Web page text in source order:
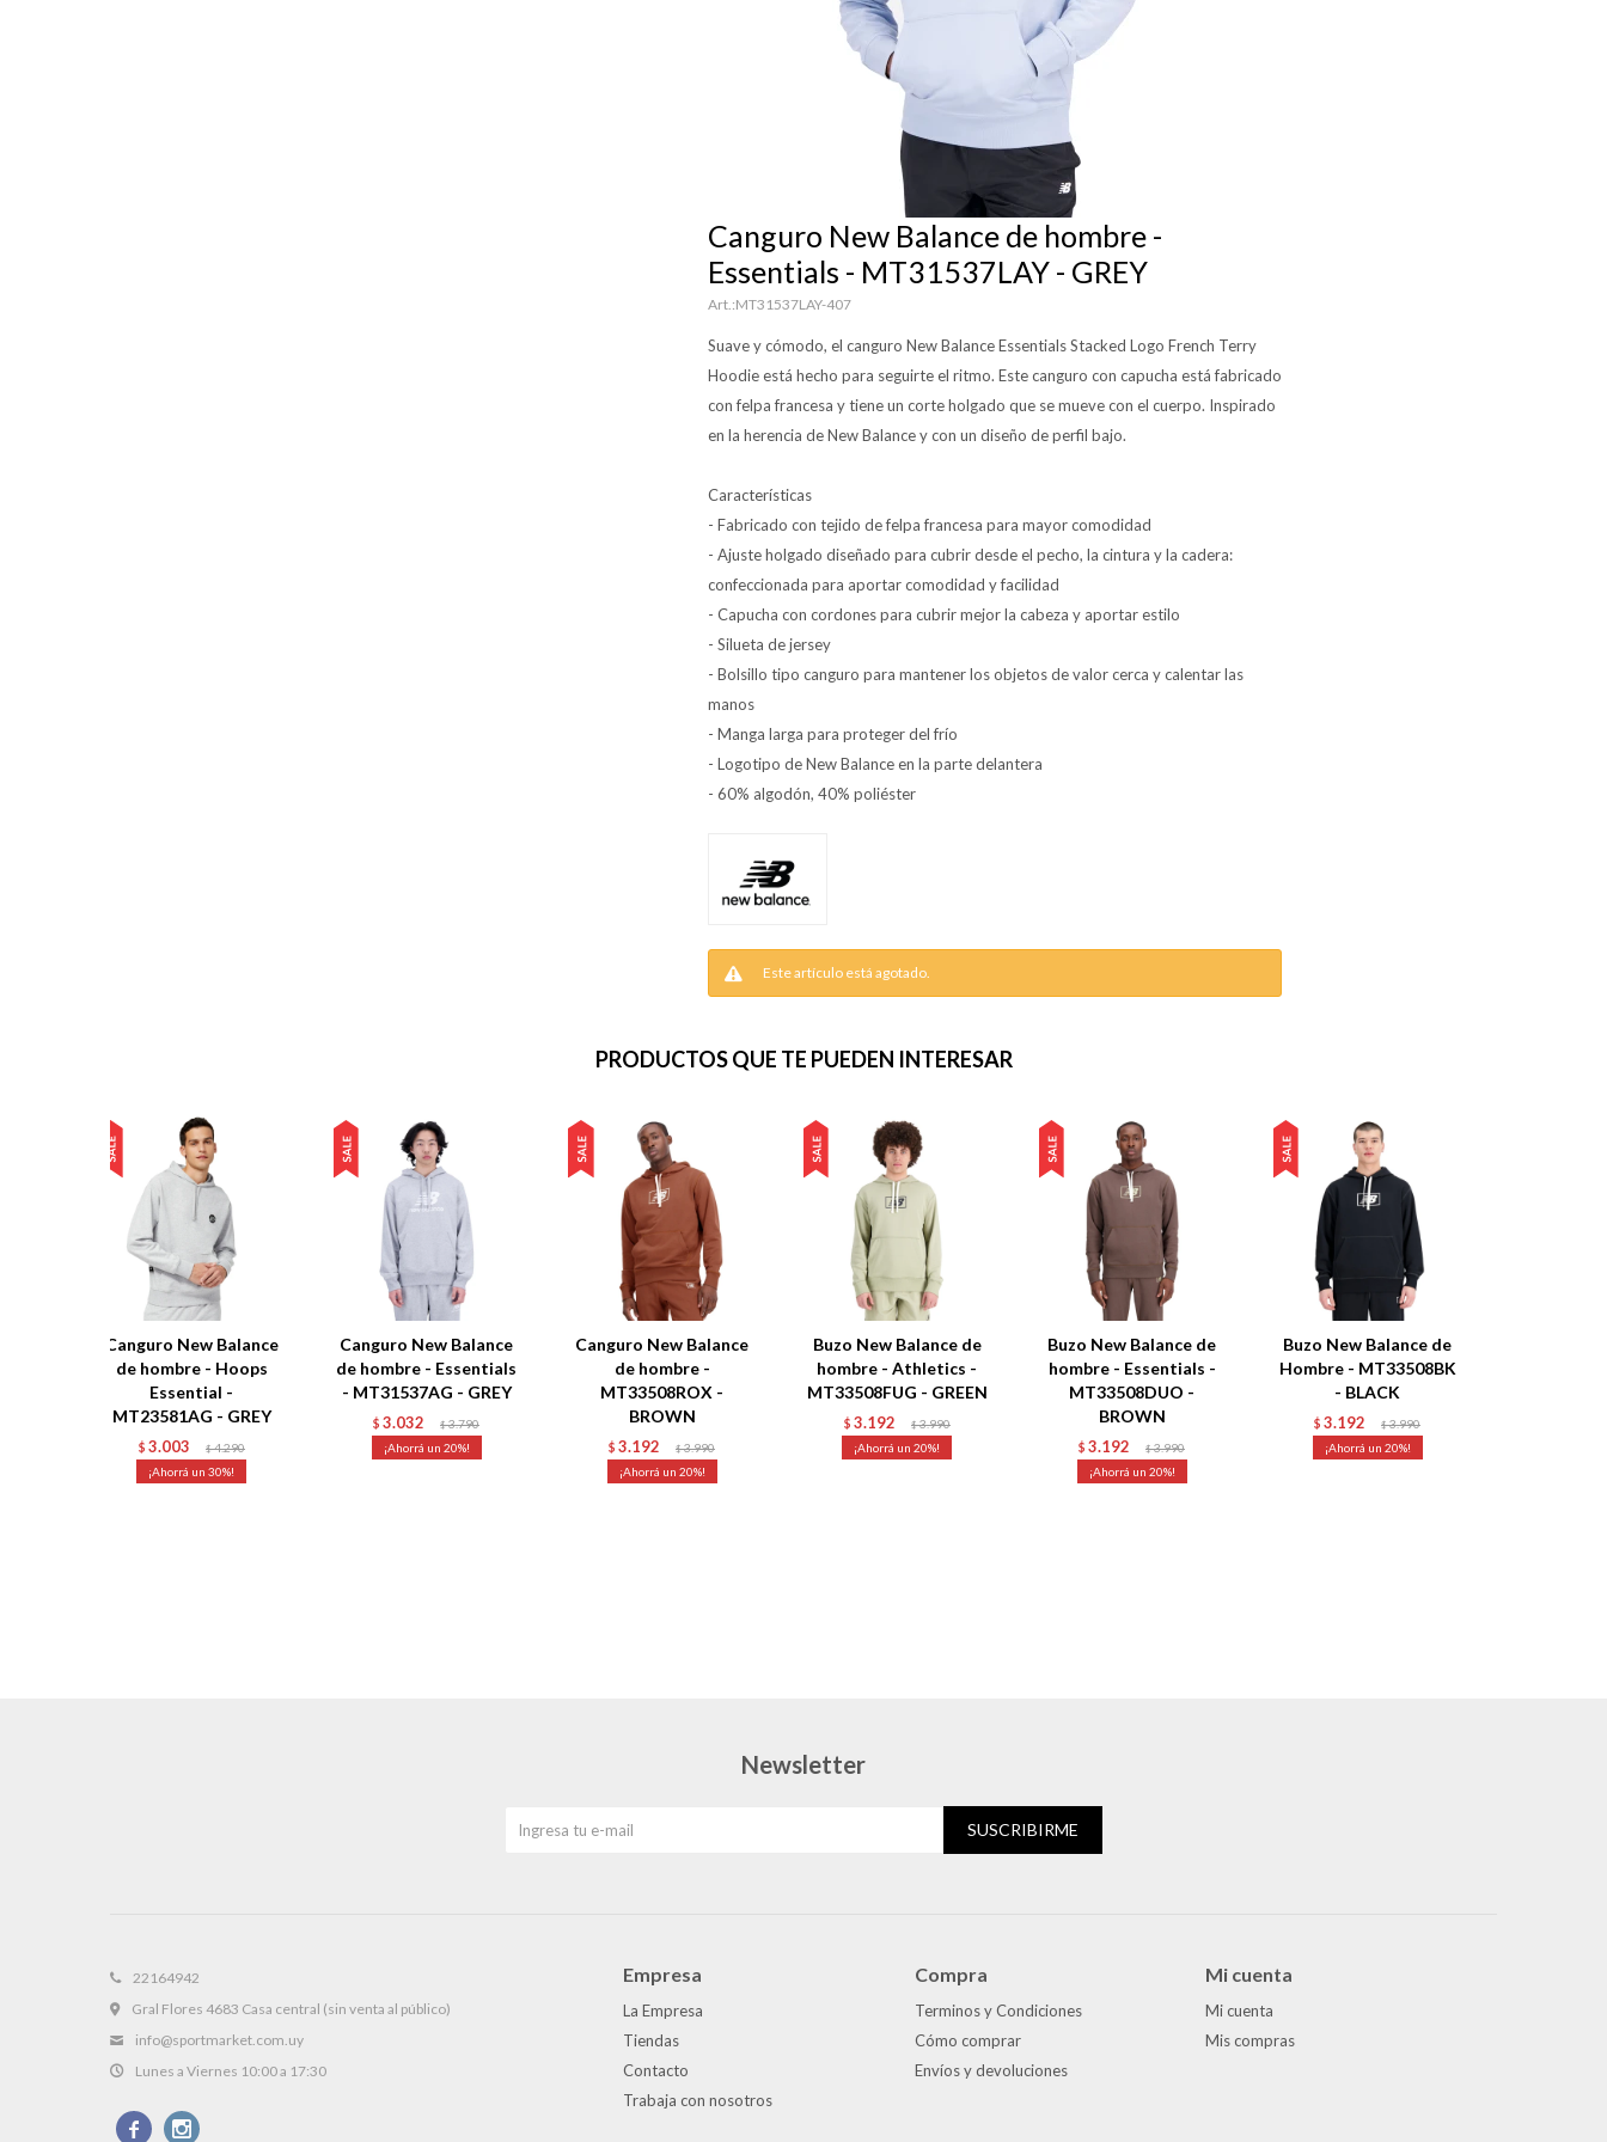
Canguro New Balance de hombre -
Essentials - MT31537LAY - GREY
MT31537LAY-407
Suave y cómodo, el canguro New Balance Essentials Stacked Logo French Terry
Hoodie está hecho para seguirte el ritmo. Este canguro con capucha está fabricado
con felpa francesa y tiene un corte holgado que se mueve con el cuerpo. Inspirado
en la herencia de New Balance y con un diseño de perfil bajo.
Características
- Fabricado con tejido de felpa francesa para mayor comodidad
- Ajuste holgado diseñado para cubrir desde el pecho, la cintura y la cadera:
confeccionada para aportar comodidad y facilidad
- Capucha con cordones para cubrir mejor la cabeza y aportar estilo
- Silueta de jersey
- Bolsillo tipo canguro para mantener los objetos de valor cerca y calentar las
manos
- Manga larga para proteger del frío
- Logotipo de New Balance en la parte delantera
- 60% algodón, 40% poliéster
Este artículo está agotado.
PRODUCTOS QUE TE PUEDEN INTERESAR
Canguro New Balance
de hombre - Hoops
Essential -
MT23581AG - GREY
$ 3.003 $ 4.290
30
Canguro New Balance
de hombre - Essentials
- MT31537AG - GREY
$ 3.032 $ 3.790
20
Canguro New Balance
de hombre -
MT33508ROX -
BROWN
$ 3.192 $ 3.990
20
Buzo New Balance de
hombre - Athletics -
MT33508FUG - GREEN
$ 3.192 $ 3.990
20
Buzo New Balance de
hombre - Essentials -
MT33508DUO -
BROWN
$ 3.192 $ 3.990
20
Buzo New Balance de
Hombre - MT33508BK
- BLACK
$ 3.192 $ 3.990
20
22164942
Gral Flores 4683 Casa central (sin venta al público)
info@sportmarket.com.uy
Lunes a Viernes 10:00 a 17:30
 
Empresa
La Empresa
Tiendas
Contacto
Trabaja con nosotros
Compra
Terminos y Condiciones
Cómo comprar
Envíos y devoluciones
Mi cuenta
Mi cuenta
Mis compras
Newsletter
SUSCRIBIRME